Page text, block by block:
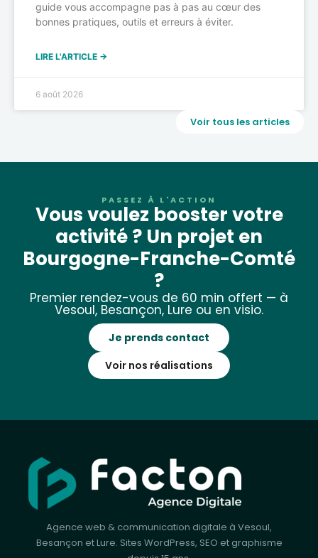
guide vous accompagne pas à pas au cœur des
bonnes pratiques, outils et erreurs à éviter.
LIRE L'ARTICLE →
6 août 2026
Voir tous les articles
PASSEZ À L'ACTION
Vous voulez booster votre
activité ? Un projet en
Bourgogne-Franche-Comté
?
Premier rendez-vous de 60 min offert — à
Vesoul, Besançon, Lure ou en visio.
Je prends contact
Voir nos réalisations
Agence web & communication digitale à Vesoul,
Besançon et Lure. Sites WordPress, SEO et graphisme